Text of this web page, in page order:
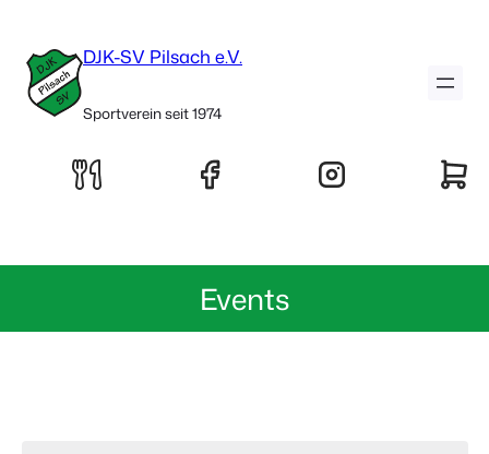
DJK-SV Pilsach e.V.
Sportverein seit 1974
Events